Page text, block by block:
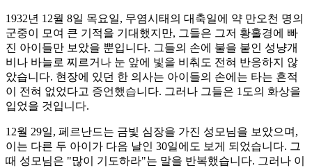
1932년 12월 8일 목요일, 무염시태의 대축일에 약 만오천 명의
군중이 모여 큰 기적을 기대했지만, 그들은 그저 황홀경에 빠
진 아이들만 보았을 뿐입니다. 그들의 손에 불을 붙인 성냥개
비나 바늘로 찌르거나 눈 앞에 빛을 비춰도 전혀 반응하지 않
았습니다. 현장에 있던 한 의사는 아이들의 손에는 타는 흔적
이 전혀 없었다고 증언했습니다. 그러나 그들은 1도의 화상을
입었을 것입니다.
12월 29일, 페르난드는 금빛 심장을 가진 성모님을 보았으며,
이는 다른 두 아이가 다음 날인 30일에도 보게 되었습니다. 그
때 성모님은 "많이 기도하라"는 말을 반복했습니다. 그러나 이